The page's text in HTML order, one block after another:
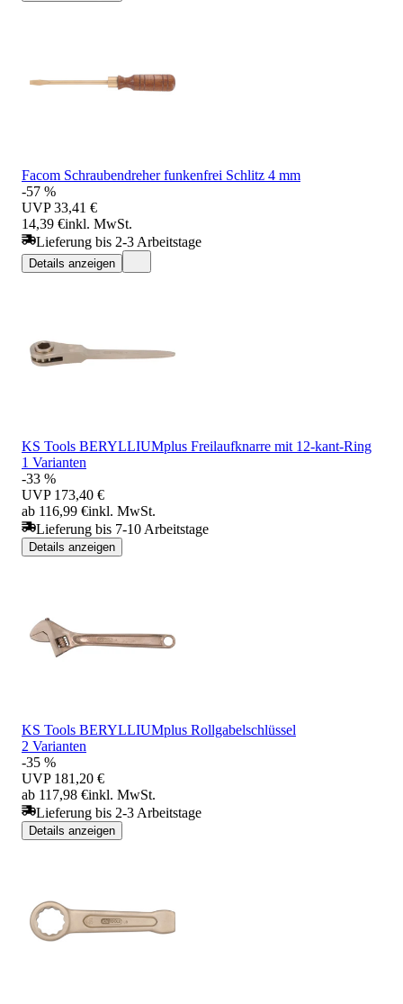
Facom Schraubendreher funkenfrei Schlitz 4 mm
-57 %
UVP 33,41 €
14,39 €inkl. MwSt.
Lieferung bis 2-3 Arbeitstage
Details anzeigen
KS Tools BERYLLIUMplus Freilaufknarre mit 12-kant-Ring
1 Varianten
-33 %
UVP 173,40 €
ab 116,99 €inkl. MwSt.
Lieferung bis 7-10 Arbeitstage
Details anzeigen
KS Tools BERYLLIUMplus Rollgabelschlüssel
2 Varianten
-35 %
UVP 181,20 €
ab 117,98 €inkl. MwSt.
Lieferung bis 2-3 Arbeitstage
Details anzeigen